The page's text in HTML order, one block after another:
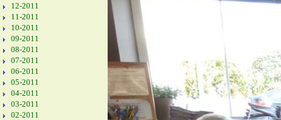
12-2011
11-2011
10-2011
09-2011
08-2011
07-2011
06-2011
05-2011
04-2011
03-2011
02-2011